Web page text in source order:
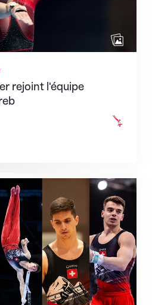
rejoint l'équipe
pour les CE de